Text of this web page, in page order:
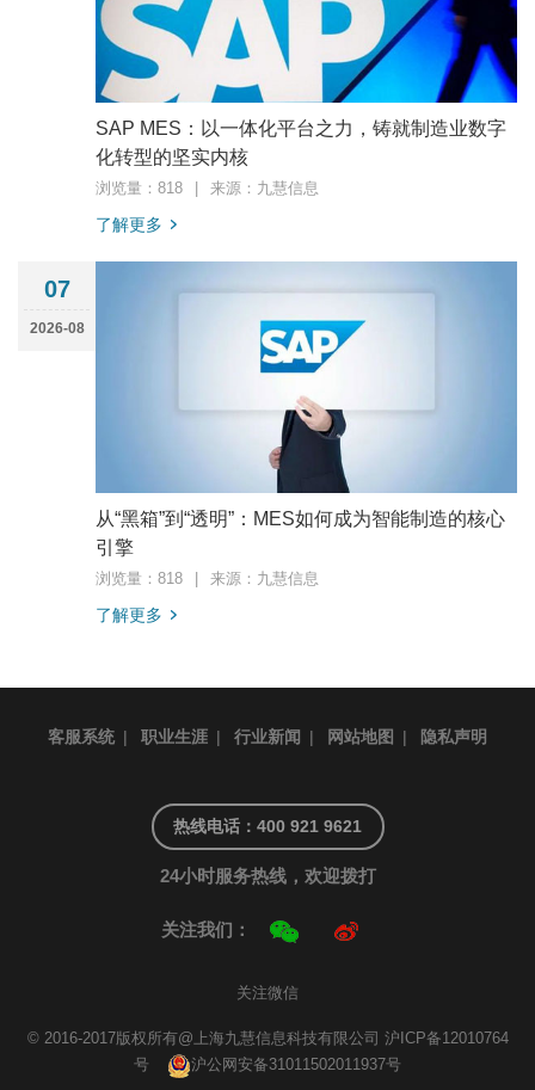
SAP MES：以一体化平台之力，铸就制造业数字
化转型的坚实内核
浏览量：818 来源：九慧信息
了解更多
07
2026-08
从“黑箱”到“透明”：MES如何成为智能制造的核心
引擎
浏览量：818 来源：九慧信息
了解更多
客服系统 | 职业生涯 | 行业新闻 | 网站地图 | 隐私声明
热线电话：400 921 9621
24小时服务热线，欢迎拨打
关注我们：
关注微信
© 2016-2017版权所有@上海九慧信息科技有限公司 沪ICP备12010764
号
沪公网安备31011502011937号